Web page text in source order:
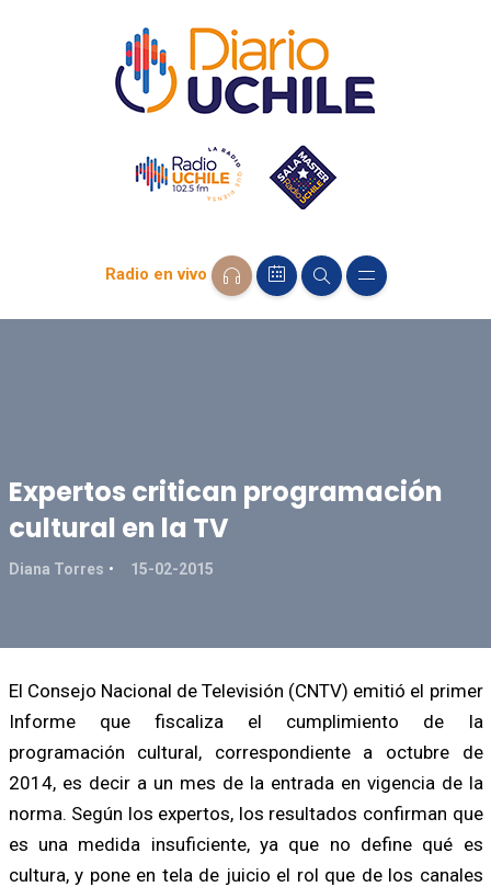
Radio en vivo
Expertos critican programación
cultural en la TV
Diana Torres 15-02-2015
El Consejo Nacional de Televisión (CNTV) emitió el primer
Informe que fiscaliza el cumplimiento de la
programación cultural, correspondiente a octubre de
2014, es decir a un mes de la entrada en vigencia de la
norma. Según los expertos, los resultados confirman que
es una medida insuficiente, ya que no define qué es
cultura, y pone en tela de juicio el rol que de los canales